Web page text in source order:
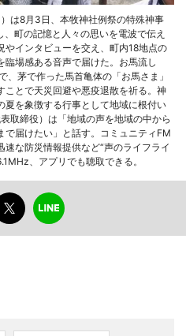
は8月3日、本牧神社例祭の特殊神事
町の記憶と人々の思いを電波で伝え
インタビューを交え、町内18地点の
場感ある音声で届けた。お馬流し
茅で作った馬首亀体の「お馬さま」
ことで天災回避や悪疫退散を祈る。神
を象徴する行事として地域に根付い
取締役）は「地域の声を地域の中から
届けたい」と話す。コミュニティFM
な防災情報提供など“声のライフライ
、アプリでも聴取できる。